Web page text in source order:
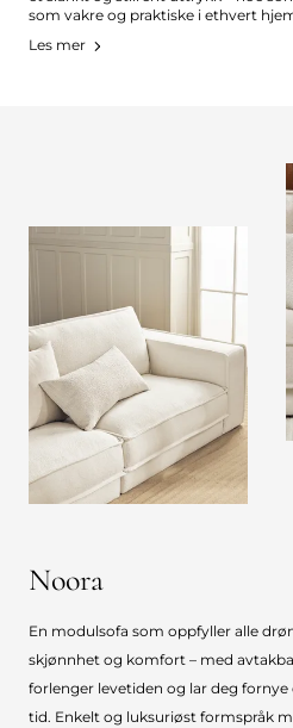
som vakre og praktiske i ethvert
Les mer
Noora
En modulsofa som oppfyller alle
skjønnhet og komfort – med
forlenger levetiden og lar deg
tid. Enkelt og luksuriøst formspråk